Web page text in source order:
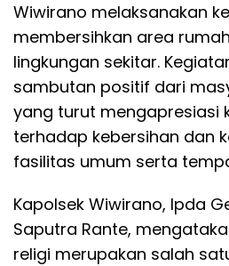
Wiwirano melaksanakan
membersihkan area
lingkungan sekitar.
sambutan positif dari
yang turut mengapresiasi
terhadap kebersihan dan
fasilitas umum serta
Kapolsek Wiwirano, Ipda
Saputra Rante,
religi merupakan salah